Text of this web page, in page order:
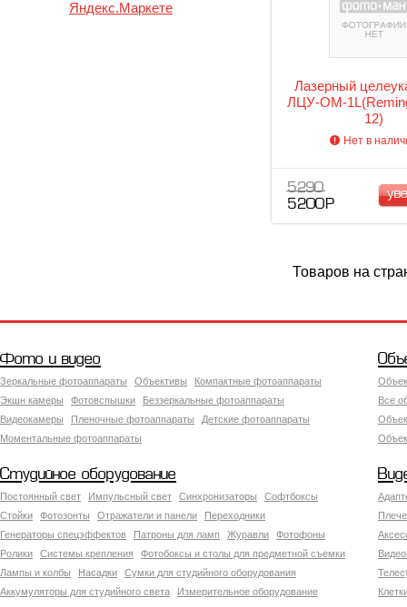
Лазерный
ЛЦУ-ОМ-
12)
Нет в
5 290
5 200 Р
Товаров на
Фото и видео
Зеркальные фотоаппараты Объективы
Компактные фотоаппараты
Экшн камеры
Фотовспышки
Беззеркальные фотоаппараты
Видеокамеры
Пленочные фотоаппараты
Детские фотоаппараты
Моментальные фотоаппараты
Все
Студийное оборудование
Постоянный свет Импульсный свет Синхронизаторы
Софтбоксы
Стойки
Фотозонты Отражатели и панели
Переходники
Генераторы спецэффектов
Патроны для ламп Журавли
Фотофоны
Ролики
Системы крепления
Фотобоксы и столы для предметной съемки
Лампы и колбы
Насадки
Сумки для студийного оборудования
Аккумуляторы для студийного света
Измерительное оборудование